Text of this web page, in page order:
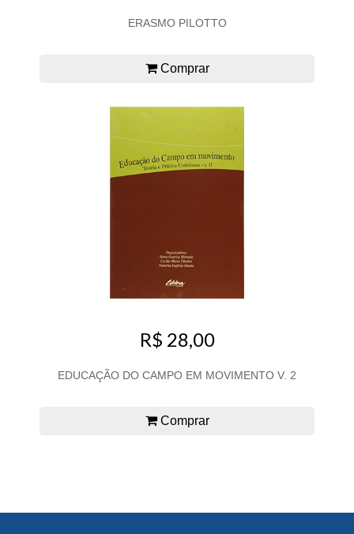
ERASMO PILOTTO
Comprar
R$ 28,00
EDUCAÇÃO DO CAMPO EM MOVIMENTO V. 2
Comprar